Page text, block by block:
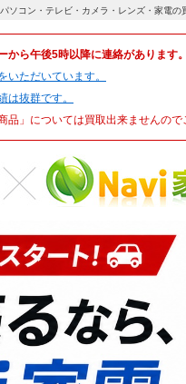
ソコン・テレビ・カメラ・レンズ・家電の
から午後5時以降に連絡があります
いただいています。
は抜群です。
品」については買取出来ませんので